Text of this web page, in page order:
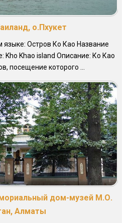
о.Пхукет
языке: Остров Ко Као Название
Kho Khao island Описание: Ко Као
посещение которого ...
дом-музей М.О.
Алматы